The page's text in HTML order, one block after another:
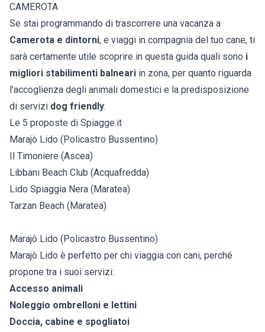
CAMEROTA
Se stai programmando di trascorrere una vacanza a
Camerota e dintorni, e viaggi in compagnia del tuo cane, ti
sarà certamente utile scoprire in questa guida quali sono i
migliori stabilimenti balneari in zona, per quanto riguarda
l’accoglienza degli animali domestici e la predisposizione
di servizi dog friendly.
Le 5 proposte di Spiagge.it
Marajò Lido (Policastro Bussentino)
Il Timoniere (Ascea)
Libbani Beach Club (Acquafredda)
Lido Spiaggia Nera (Maratea)
Tarzan Beach (Maratea)
Marajò Lido (Policastro Bussentino)
Marajò Lido è perfetto per chi viaggia con cani, perché
propone tra i suoi servizi:
Accesso animali
Noleggio ombrelloni e lettini
Doccia, cabine e spogliatoi